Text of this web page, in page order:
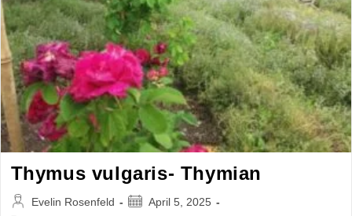
Thymus vulgaris- Thymian
Beitrags-Evelin Rosenfeld
BeitragApril 5, 2025